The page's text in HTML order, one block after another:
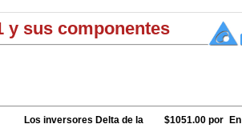
y sus componentes
Los inversores Delta de la
$1051.00 por
En